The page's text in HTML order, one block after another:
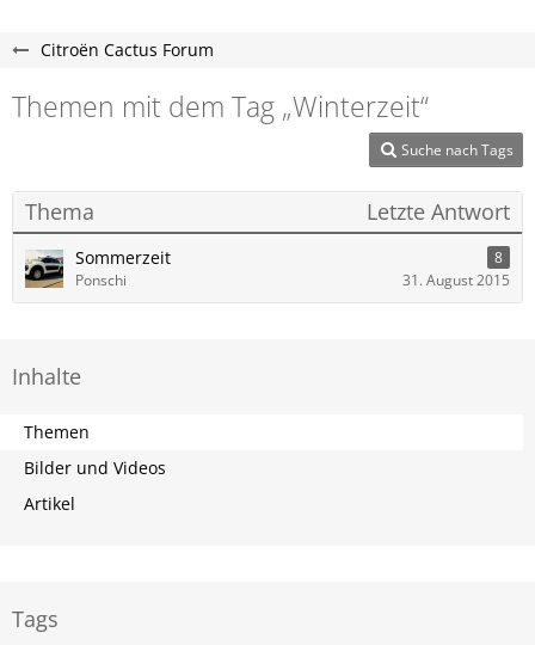
Citroën Cactus Forum
Themen mit dem Tag „Winterzeit“
Suche nach Tags
Thema Letzte Antwort
Sommerzeit
8
Ponschi
31. August 2015
Inhalte
Themen
Bilder und Videos
Artikel
Tags